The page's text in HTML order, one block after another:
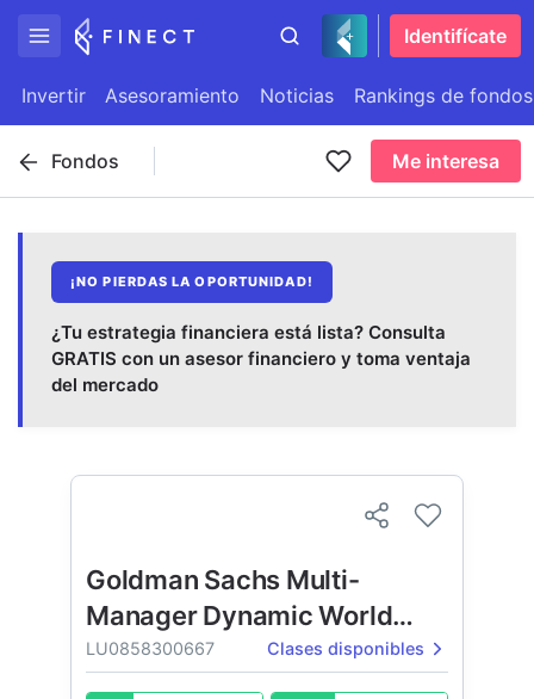
Identifícate
Invertir Asesoramiento Noticias Rankings de fondos
Fondos Me interesa
¡NO PIERDAS LA OPORTUNIDAD!
¿Tu estrategia financiera está lista? Consulta
GRATIS con un asesor financiero y toma ventaja
del mercado
Goldman Sachs Multi-
Manager Dynamic World
Equity Portfolio
LU0858300667 Clases disponibles